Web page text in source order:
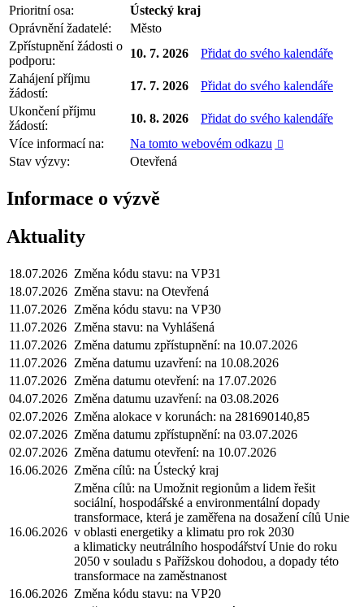
Prioritní osa:
Ústecký kraj
Oprávnění žadatelé:
Město
Zpřístupnění žádosti o
podporu:
10. 7. 2026
Přidat do svého kalendáře
Zahájení příjmu
žádostí:
17. 7. 2026
Přidat do svého kalendáře
Ukončení příjmu
žádostí:
10. 8. 2026
Přidat do svého kalendáře
Více informací na:
Na tomto webovém odkazu 
Stav výzvy: Otevřená
Informace o výzvě
Aktuality
18.07.2026 Změna kódu stavu: na VP31
18.07.2026 Změna stavu: na Otevřená
11.07.2026 Změna kódu stavu: na VP30
11.07.2026 Změna stavu: na Vyhlášená
11.07.2026 Změna datumu zpřístupnění: na 10.07.2026
11.07.2026 Změna datumu uzavření: na 10.08.2026
11.07.2026 Změna datumu otevření: na 17.07.2026
04.07.2026 Změna datumu uzavření: na 03.08.2026
02.07.2026 Změna alokace v korunách: na 281690140,85
02.07.2026 Změna datumu zpřístupnění: na 03.07.2026
02.07.2026 Změna datumu otevření: na 10.07.2026
16.06.2026 Změna cílů: na Ústecký kraj
16.06.2026
Změna cílů: na Umožnit regionům a lidem řešit
sociální, hospodářské a environmentální dopady
transformace, která je zaměřena na dosažení cílů Unie
v oblasti energetiky a klimatu pro rok 2030
a klimaticky neutrálního hospodářství Unie do roku
2050 v souladu s Pařížskou dohodou, a dopady této
transformace na zaměstnanost
16.06.2026 Změna kódu stavu: na VP20